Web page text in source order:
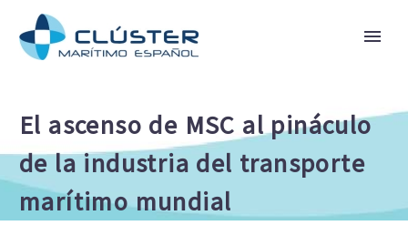
El ascenso de MSC al pináculo
de la industria del transporte
marítimo mundial